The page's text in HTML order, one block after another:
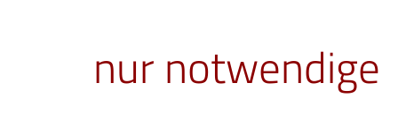
Wir bieten
nur notwendige